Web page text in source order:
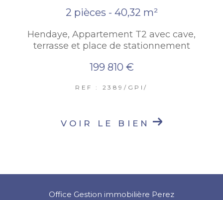
2 pièces - 40,32 m²
Hendaye, Appartement T2 avec cave,
terrasse et place de stationnement
199 810 €
REF : 2389/GPI/
VOIR LE BIEN
Office Gestion immobilière Perez